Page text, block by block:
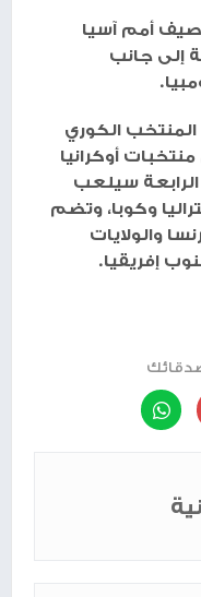
أمم آسيا
إلى جانب
الكوري
أوكرانيا
الرابعة سيلعب
وكوبا، وتضم
والولايات
إفريقيا.